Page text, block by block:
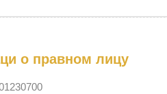
о правном лицу